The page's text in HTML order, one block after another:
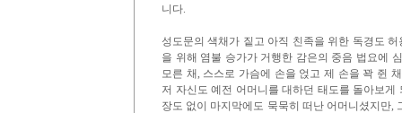
니다.
성도문의 색채가 짙고 아직 친족을 위한 독경도
을 위해 염불 승가가 거행한 감은의 중음 법요에
모른 채, 스스로 가슴에 손을 얹고 제 손을 꽉 쥔
저 자신도 예전 어머니를 대하던 태도를 돌아보
장도 없이 마지막에도 묵묵히 떠난 어머니셨지만,